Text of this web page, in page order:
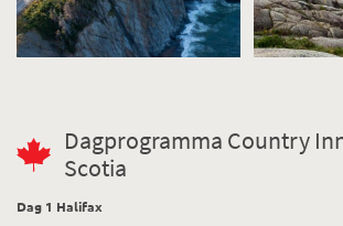
Dagprogramma Country
Scotia
Dag 1 Halifax